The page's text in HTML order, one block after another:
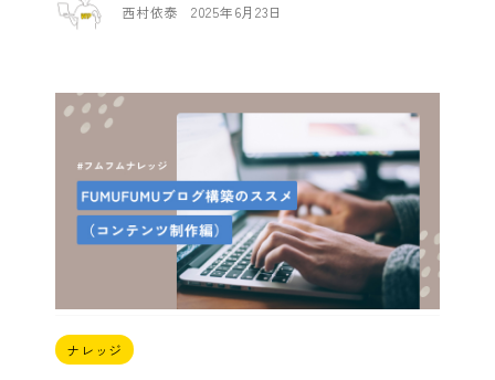
西村依泰 2025年6月23日
ナレッジ